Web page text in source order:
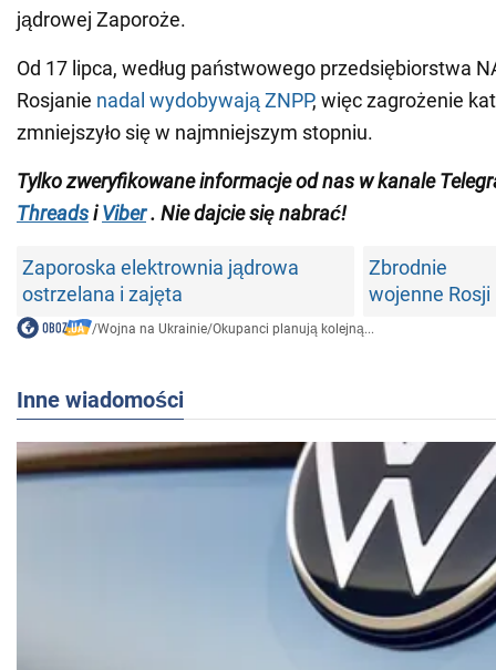
jądrowej Zaporoże.
Od 17 lipca, według państwowego przedsiębiorstwa
Rosjanie nadal wydobywają ZNPP, więc zagrożenie
zmniejszyło się w najmniejszym stopniu.
Tylkozweryfikowane informacje od nas w kanale
Threadsi Viber. Nie dajcie się nabrać!
Zaporoska elektrownia jądrowa
ostrzelana i zajęta
Zbrodnie
wojenne Rosji
/Wojna na Ukrainie/Okupanci planują kolejną...
Inne wiadomości